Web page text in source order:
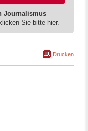
Journalismus
Sie bitte hier.
Drucken